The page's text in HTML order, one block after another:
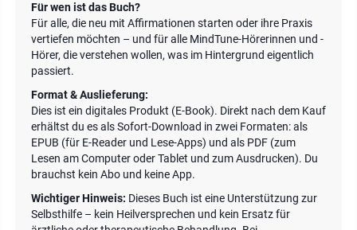
Für wen ist das Buch?
Für alle, die neu mit Affirmationen starten oder ihre Praxis
vertiefen möchten – und für alle MindTune-Hörerinnen und -
Hörer, die verstehen wollen, was im Hintergrund eigentlich
passiert.
Format & Auslieferung:
Dies ist ein digitales Produkt (E-Book). Direkt nach dem Kauf
erhältst du es als Sofort-Download in zwei Formaten: als
EPUB (für E-Reader und Lese-Apps) und als PDF (zum
Lesen am Computer oder Tablet und zum Ausdrucken). Du
brauchst kein Abo und keine App.
Wichtiger Hinweis: Dieses Buch ist eine Unterstützung zur
Selbsthilfe – kein Heilversprechen und kein Ersatz für